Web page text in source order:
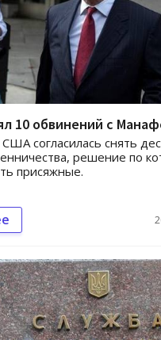
10 обвинений с
согласилась снять
решение по
присяжные.